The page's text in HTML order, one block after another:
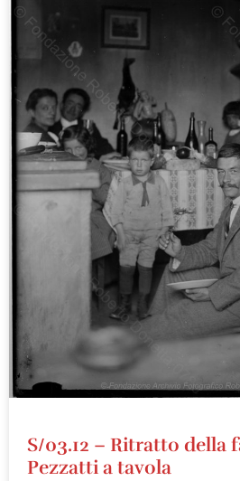
S/03.12 – Ritratto della
Pezzatti a tavola